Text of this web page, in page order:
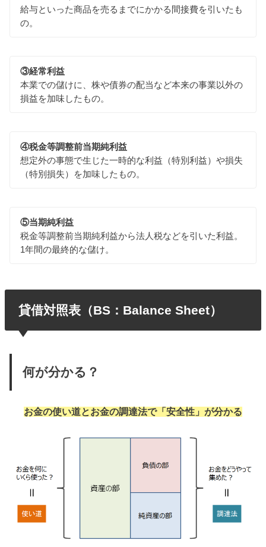
給与といった商品を売るまでにかかる間接費を引いたも
の。
③経常利益
本業での儲けに、株や債券の配当など本来の事業以外の
損益を加味したもの。
④税金等調整前当期純利益
想定外の事態で生じた一時的な利益（特別利益）や損失
（特別損失）を加味したもの。
⑤当期純利益
税金等調整前当期純利益から法人税などを引いた利益。
1年間の最終的な儲け。
貸借対照表（BS：Balance Sheet）
何が分かる？
お金の使い道とお金の調達法で「安全性」が分かる